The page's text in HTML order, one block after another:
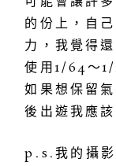
的份上，自
力，我覺得
使用1/64～
如果想保留
後出遊我應
p.s.我的攝影